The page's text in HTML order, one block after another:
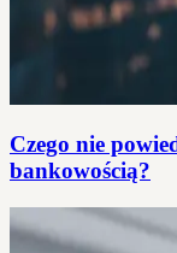
Czego nie
bankowością?